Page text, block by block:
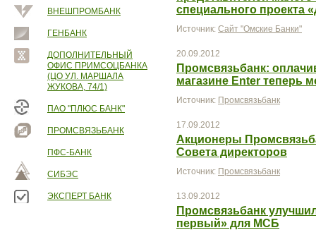
ВНЕШПРОМБАНК
ГЕНБАНК
ДОПОЛНИТЕЛЬНЫЙ
ОФИС ПРИМСОЦБАНКА
(ЦО УЛ. МАРШАЛА
ЖУКОВА, 74/1)
ПАО "ПЛЮС БАНК"
ПРОМСВЯЗЬБАНК
ПФС-БАНК
СИБЭС
ЭКСПЕРТ БАНК
специального проекта
Источник: Сайт "Омские Банки"
20.09.2012
Промсвязьбанк:
магазине Enter теперь
Источник: Промсвязьбанк
17.09.2012
Акционеры
Совета директоров
Источник: Промсвязьбанк
13.09.2012
Промсвязьбанк
первый» для МСБ